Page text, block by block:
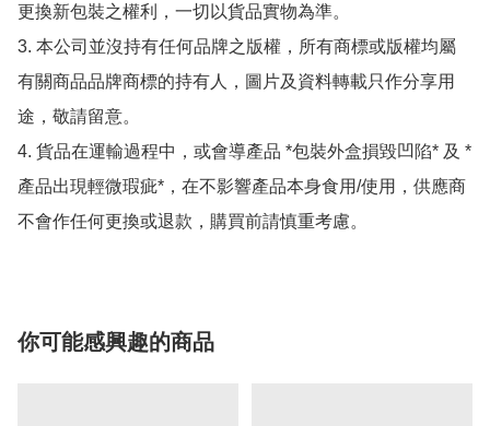
更換新包裝之權利，一切以貨品實物為準。
3. 本公司並沒持有任何品牌之版權，所有商標或版權均屬
有關商品品牌商標的持有人，圖片及資料轉載只作分享用
途，敬請留意。
4. 貨品在運輸過程中，或會導產品 *包裝外盒損毀凹陷* 及 *
產品出現輕微瑕疵*，在不影響產品本身食用/使用，供應商
不會作任何更換或退款，購買前請慎重考慮。
你可能感興趣的商品